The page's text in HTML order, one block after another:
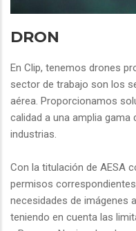
DRON
En Clip, tenemos drones
sector de trabajo son los
aérea. Proporcionamos
calidad a una amplia
industrias.
Con la titulación de AESA
permisos
necesidades de imágenes
teniendo en cuenta las